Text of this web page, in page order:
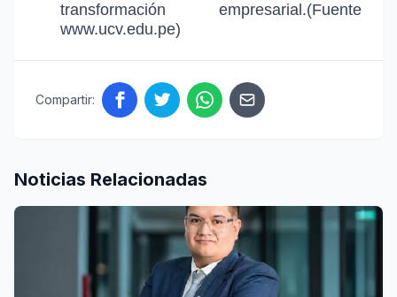
transformación empresarial.(Fuente
www.ucv.edu.pe)
Compartir:
Noticias Relacionadas